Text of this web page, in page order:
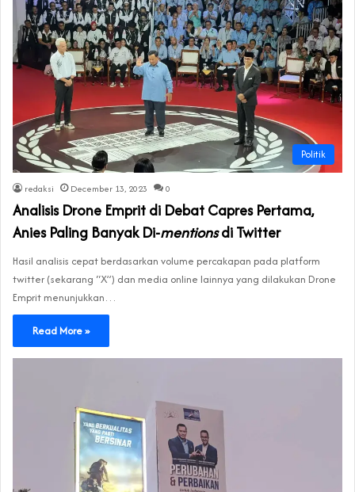
Politik
redaksi December 13, 2023 0
Analisis Drone Emprit di Debat Capres Pertama,
Anies Paling Banyak Di-mentionsdi Twitter
Hasil analisis cepat berdasarkan volume percakapan pada platform
twitter (sekarang “X”) dan media online lainnya yang dilakukan Drone
Emprit menunjukkan…
Read More »